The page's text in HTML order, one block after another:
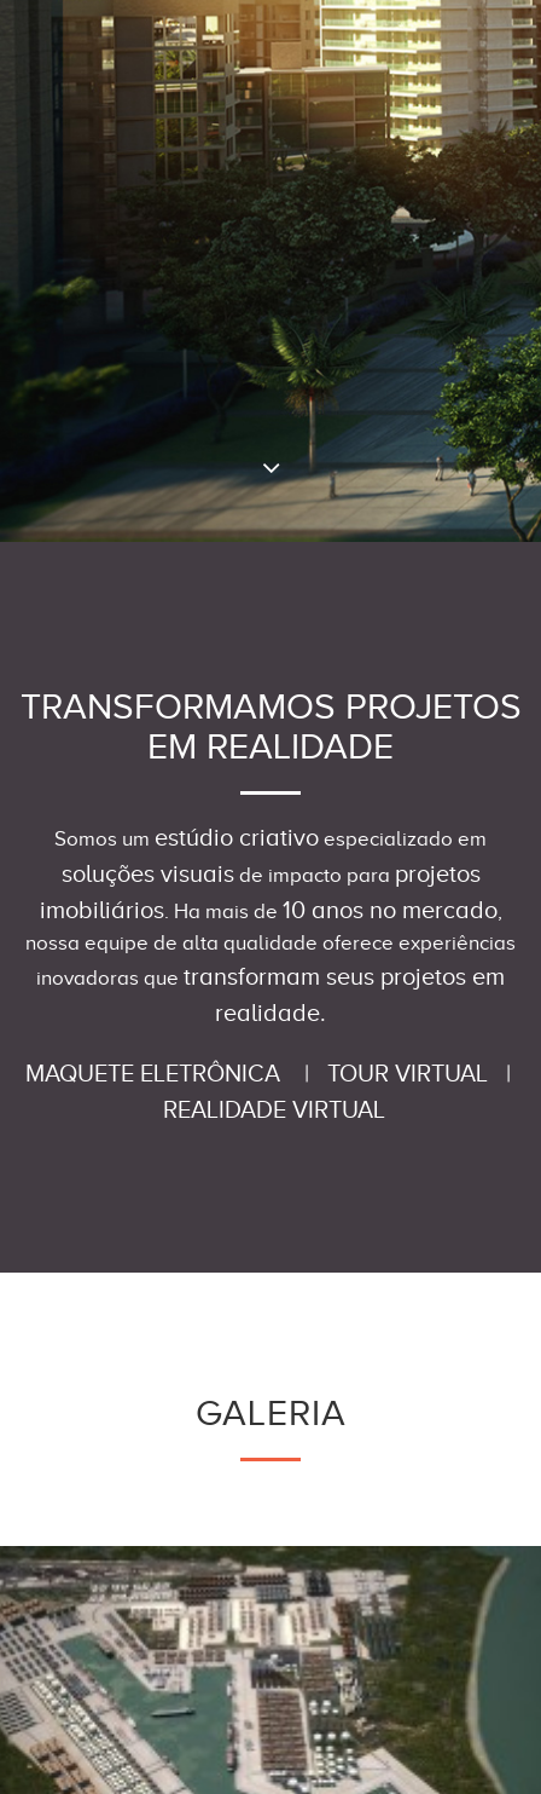
TRANSFORMAMOS PROJETOS
EM REALIDADE
Somos um estúdio criativo especializado em
soluções visuaisde impacto para projetos
imobiliários. Ha mais de 10 anos no mercado,
nossa equipe de alta qualidade oferece experiências
inovadoras que transformam seus projetos em
realidade.
MAQUETE ELETRÔNICA | TOUR VIRTUAL
|
REALIDADE VIRTUAL
GALERIA